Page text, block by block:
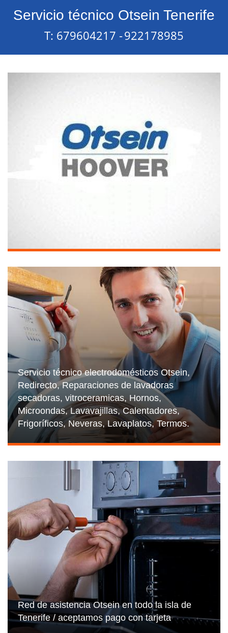
Servicio técnico Otsein Tenerife
T: 679604217 -922178985
Servicio técnico electrodomésticos Otsein,
Redirecto, Reparaciones de lavadoras
secadoras, vitroceramicas, Hornos,
Microondas, Lavavajillas, Calentadores,
Frigoríficos, Neveras, Lavaplatos, Termos.
Red de asistencia Otsein en todo la isla de
Tenerife / aceptamos pago con tarjeta